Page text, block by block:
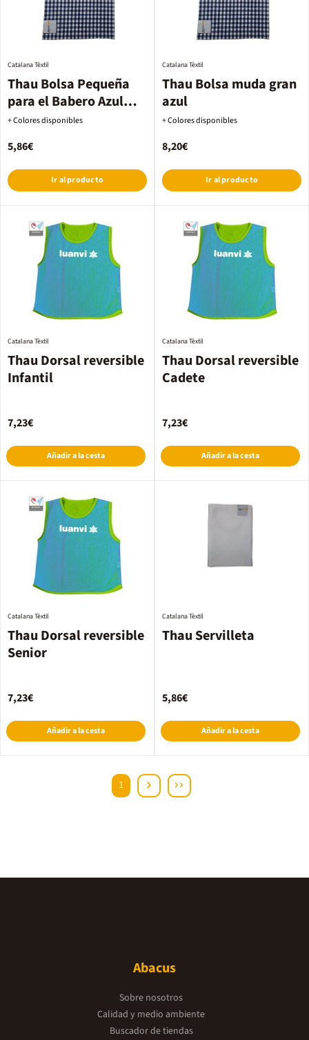
Thau Bolsa Pequeña
para el Babero Azul
Marino
Catalana Tèxtil
+ Colores disponibles
5,86€
Ir al producto
Thau Bolsa muda gran
azul
Catalana Tèxtil
+ Colores disponibles
8,20€
Ir al producto
Thau Dorsal reversible
Infantil
Catalana Tèxtil
7,23€
Añadir a la cesta
Thau Dorsal reversible
Cadete
Catalana Tèxtil
7,23€
Añadir a la cesta
Thau Dorsal reversible
Senior
Catalana Tèxtil
7,23€
Añadir a la cesta
Thau Servilleta
Catalana Tèxtil
5,86€
Añadir a la cesta
1
Abacus
Sobre nosotros
Calidad y medio ambiente
Buscador de tiendas